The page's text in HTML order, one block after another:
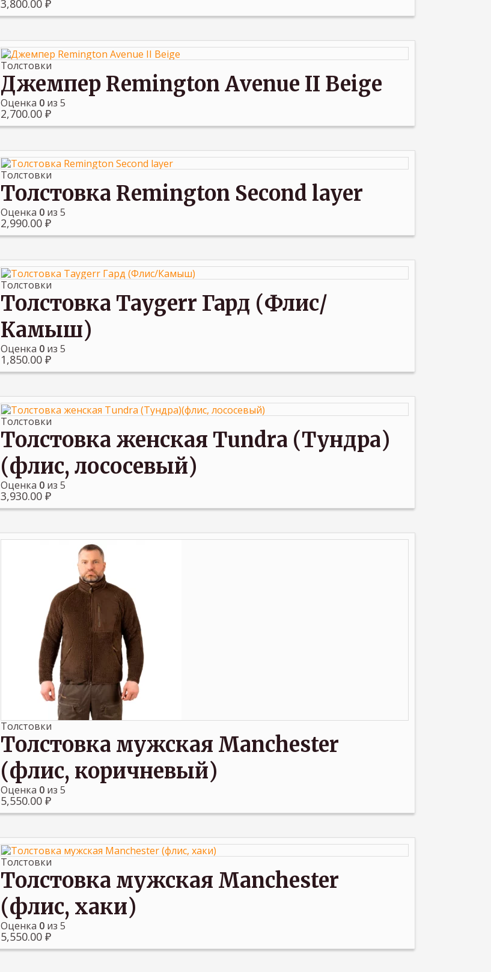
3,800.00₽
Толстовки
Джемпер Remington Аvenue II Beige
Оценка 0 из 5
2,700.00₽
Толстовки
Толстовка Remington Second layer
Оценка 0 из 5
2,990.00₽
Толстовки
Толстовка Taygerr Гард (Флис/
Камыш)
Оценка 0 из 5
1,850.00₽
Толстовки
Толстовка женская Tundra (Тундра)
(флис, лососевый)
Оценка 0 из 5
3,930.00₽
Толстовки
Толстовка мужская Manchester
(флис, коричневый)
Оценка 0 из 5
5,550.00₽
Толстовки
Толстовка мужская Manchester
(флис, хаки)
Оценка 0 из 5
5,550.00₽